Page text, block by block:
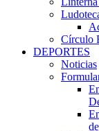
Círculo
DEPORTES
Noticias